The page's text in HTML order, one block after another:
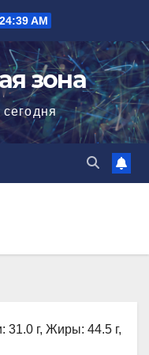
AM
зона
31.0 г, Жиры: 44.5 г,